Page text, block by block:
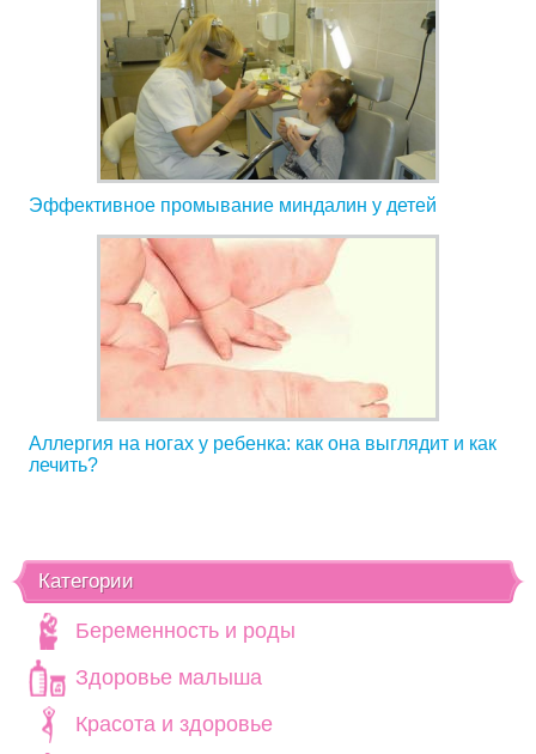
Эффективное промывание миндалин у детей
Аллергия на ногах у ребенка: как она выглядит и как
лечить?
Категории
Беременность и роды
Здоровье малыша
Красота и здоровье